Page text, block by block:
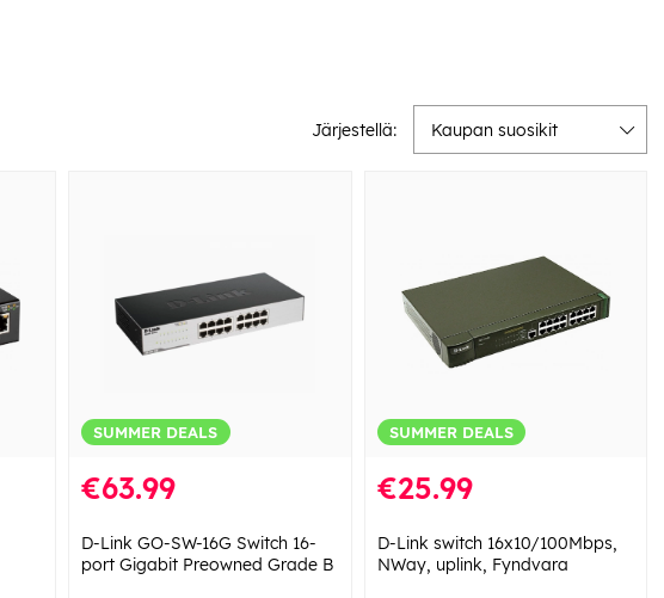
Järjestellä: Kaupan suosikit
SUMMER DEALS
€63.99
D-Link GO-SW-16G Switch 16-
port Gigabit Preowned Grade B
SUMMER DEALS
€25.99
D-Link switch 16x10/100Mbps,
NWay, uplink, Fyndvara